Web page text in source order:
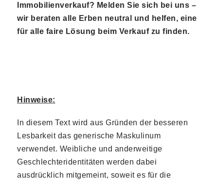
Immobilienverkauf? Melden Sie sich bei uns –
wir beraten alle Erben neutral und helfen, eine
für alle faire Lösung beim Verkauf zu finden.
Hinweise:
In diesem Text wird aus Gründen der besseren
Lesbarkeit das generische Maskulinum
verwendet. Weibliche und anderweitige
Geschlechteridentitäten werden dabei
ausdrücklich mitgemeint, soweit es für die